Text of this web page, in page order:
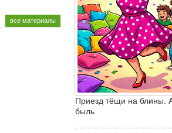
все материалы
Приезд тёщи на блины.
быль